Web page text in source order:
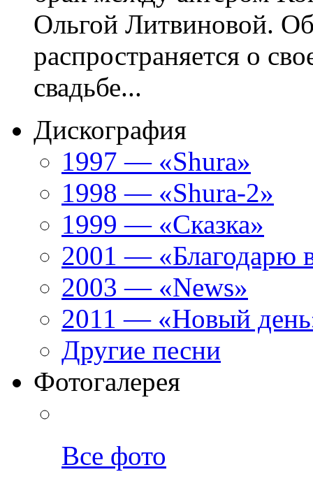
Ольгой Литвиновой.
распространяется о
свадьбе...
Дискография
1997 — «Shura»
1998 — «Shura-2»
1999 — «Сказка»
2001 — «Благодарю
2003 — «News»
2011 — «Новый
Другие песни
Фотогалерея
Все фото